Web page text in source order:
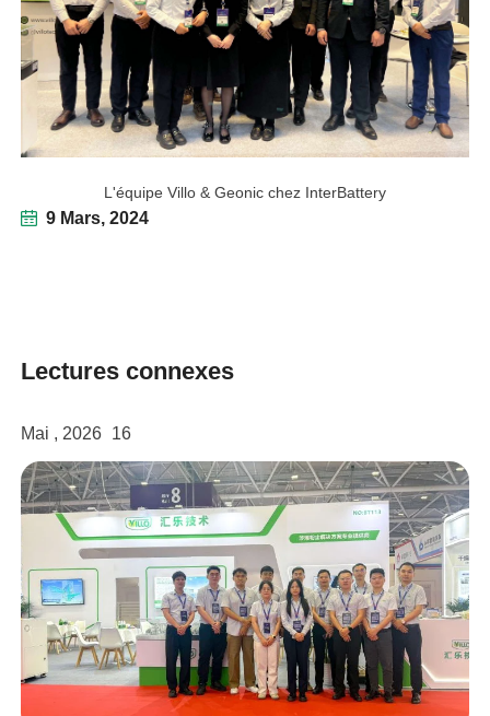
9 Mars, 2024
L'équipe Villo & Geonic chez InterBattery
Lectures connexes
Mai , 2026 16